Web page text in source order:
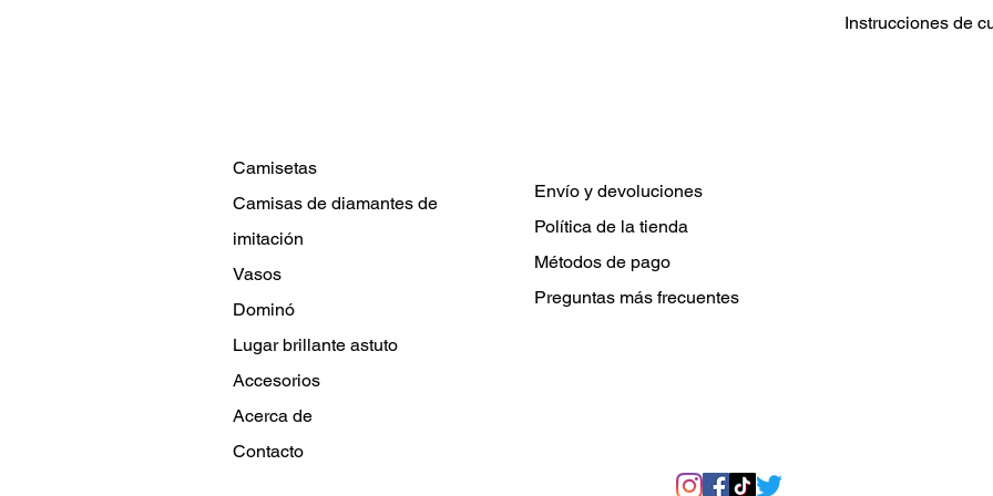
Instrucciones de
No planchar
transferencia de
Camisetas
Camisas de diamantes de
imitación
Vasos
Dominó
Lugar brillante astuto
Accesorios
Acerca de
Contacto
Envío y devoluciones
Política de la tienda
Métodos de pago
Preguntas más frecuentes